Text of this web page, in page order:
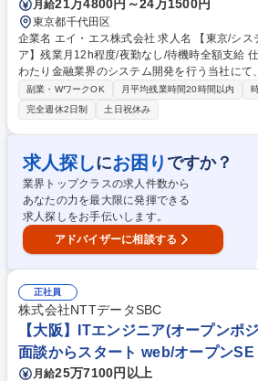
月給21万4800円～24万1500円
東京都千代田区
企業名 エイ・エス株式会社 求人名 【東京/システム運用・監視エンジニ
ア】残業月12h程度/夜勤なし/待機時全額支給 仕事の内容 創業から50年に
わたり金融業界のシステム開発を行う当社にて
用保守や監視業務をお任せします。残業の少な
スキルを磨けるポジションです。 社員が安心して長く働けるよう、過度な
負担を伴う夜勤案件は原則受託せず、残業超過
お客様へ調整を図ります。万が一の待機期間中
す。配属後は月1回の定期面談で丁寧にフォロ
ら構築フェーズへの挑戦や、学習支援制度と独
共に充実したキャリアを実現できます。 募集職種 【東京/システム運用・
監視エンジニア】残業月12h程度/夜勤なし/待機
副業・WワークOK 月平均残業時間20時間以内
完全週休2日制
土日祝休み
求人探しにお困り ですか？
業界トップクラスの求人件数から
あなたの力を最大限に発揮できる
求人探しをお手伝いします。
アドバイザーに相談する
正社員
株式会社NTTデータSBC
【大阪】ITエンジニア(オープンポ
面談からスタート web/オープンSE
月給25万7100円以上